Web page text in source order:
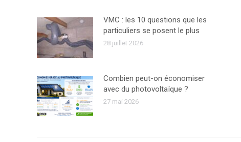
VMC : les 10 questions que les
particuliers se posent le plus
28 juillet 2026
Combien peut-on économiser
avec du photovoltaïque ?
27 mai 2026